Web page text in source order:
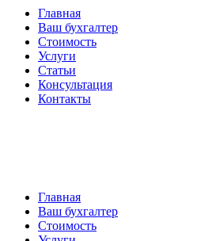
Главная
Ваш бухгалтер
Стоимость
Услуги
Статьи
Консультация
Контакты
Главная
Ваш бухгалтер
Стоимость